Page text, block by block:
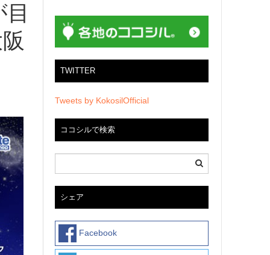
TWITTER
Tweets by KokosilOfficial
ココシルで検索
シェア
Facebook